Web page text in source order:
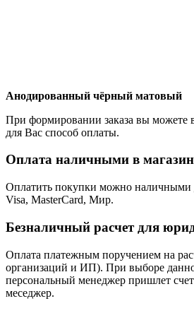
Анодированный чёрный матовый
При формировании заказа вы можете
для Вас способ оплаты.
Оплата наличными в
Оплатить покупки можно наличными
Visa, MasterCard, Мир.
Безналичный расчет для
Оплата платежным поручением на
организаций и ИП). При выборе
персональный менеджер пришлет
меседжер.